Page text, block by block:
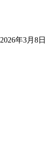
2026年3月8日